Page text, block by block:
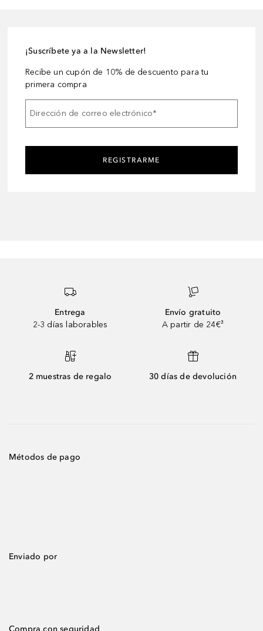
¡Suscríbete ya a la Newsletter!
Recibe un cupón de 10% de descuento para tu
primera compra
Dirección de correo electrónico*
REGISTRARME
Entrega
2-3 días laborables
Envío gratuito
A partir de 24€³
2 muestras de regalo 30 días de devolución
Métodos de pago
Enviado por
Compra con seguridad